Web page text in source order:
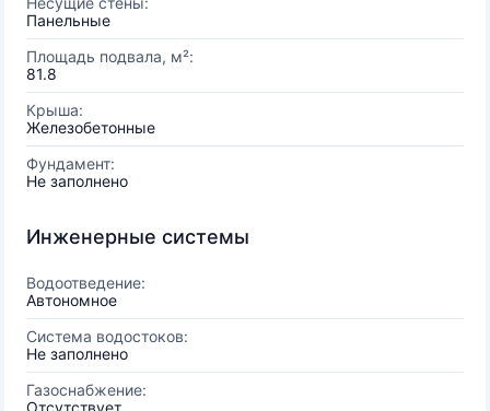
Панельные
Площадь подвала, м²:
81.8
Крыша:
Железобетонные
Фундамент:
Не заполнено
Инженерные системы
Водоотведение:
Автономное
Система водостоков:
Не заполнено
Газоснабжение:
Отсутствует